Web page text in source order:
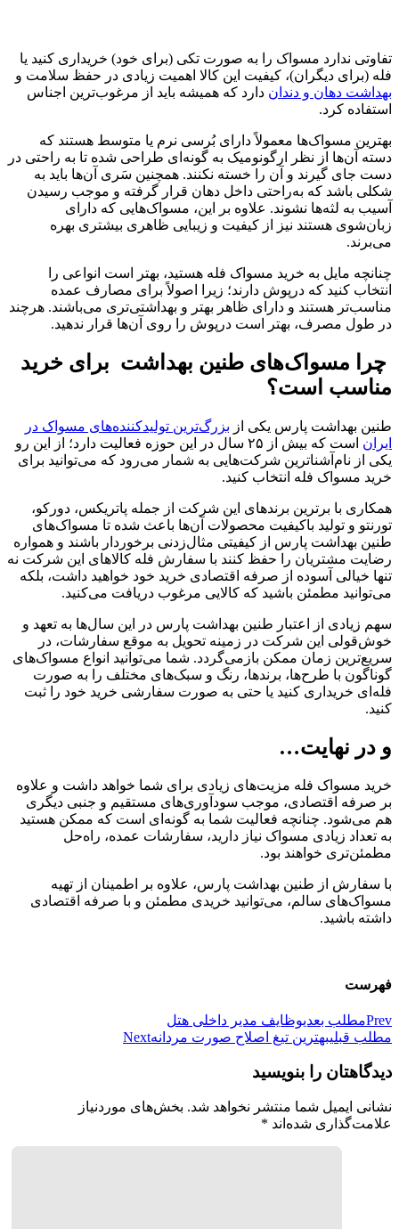
تفاوتی ندارد مسواک را به صورت تکی (برای خود) خریداری کنید یا
فله (برای دیگران)، کیفیت این کالا اهمیت زیادی در حفظ سلامت و
بهداشت دهان و دندان دارد که همیشه باید از مرغوب‌ترین اجناس
استفاده کرد.
بهترین مسواک‌ها معمولاً دارای بُرسی نرم یا متوسط هستند که
دسته آن‌ها از نظر ارگونومیک به گونه‌ای طراحی شده تا به راحتی در
دست جای ‌گیرند و آن را خسته نکنند. همچنین سَری آن‌ها باید به
شکلی باشد که به‌راحتی داخل دهان قرار گرفته و موجب رسیدن
آسیب به لثه‌ها نشوند. علاوه بر این، مسواک‌هایی که دارای
زبان‌شوی هستند نیز از کیفیت و زیبایی ظاهری بیشتری بهره
می‌برند.
چنانچه مایل به خرید مسواک فله هستید، بهتر است انواعی را
انتخاب کنید که درپوش دارند؛ زیرا اصولاً برای مصارف عمده
مناسب‌تر هستند و دارای ظاهر بهتر و بهداشتی‌تری می‌باشند. هرچند
در طول مصرف، بهتر است درپوش را روی آن‌ها قرار ندهید.
چرا مسواک‌های طنین بهداشت برای خرید
مناسب است؟
طنین بهداشت پارس یکی از بزرگ‌ترین تولیدکننده‌های مسواک در
ایران
است که بیش از ۲۵ سال در این حوزه فعالیت دارد؛ از این رو
یکی از نام‌آشنا‌ترین شرکت‌هایی به شمار می‌رود که می‌توانید برای
خرید مسواک فله انتخاب کنید.
همکاری با برترین برندهای این شرکت از جمله پاتریکس، دورکو،
تورنتو و تولید باکیفیت محصولات آن‌ها باعث شده تا مسواک‌های
طنین بهداشت پارس از کیفیتی مثال‌زدنی برخوردار باشند و همواره
رضایت مشتریان را حفظ کنند با سفارش فله کالاهای این شرکت نه
‌تنها خیالی آسوده از صرفه اقتصادی خرید‌ خود خواهید داشت، بلکه
می‌توانید مطمئن باشید که کالایی مرغوب دریافت می‌کنید.
سهم زیادی از اعتبار طنین بهداشت پارس در این سال‌ها به تعهد و
خوش‌قولی این شرکت در زمینه تحویل به موقع سفارشات، در
سریع‌ترین زمان ممکن بازمی‌گردد. شما می‌توانید انواع مسواک‌های
گوناگون با طرح‌ها، برندها، رنگ و سبک‌های مختلف را به صورت
فله‌ای خریداری کنید یا حتی به صورت سفارشی خرید خود را ثبت
کنید.
و در نهایت…
خرید مسواک فله مزیت‌های زیادی برای شما خواهد داشت و علاوه
بر صرفه‌ اقتصادی، موجب سودآوری‌های مستقیم و جنبی دیگری
هم می‌شود. چنانچه فعالیت شما به گونه‌ای است که ممکن هستید
به تعداد زیادی مسواک نیاز دارید، سفارشات عمده، راه‌حل
مطمئن‌تری خواهند بود.
با سفارش از طنین بهداشت پارس، علاوه بر اطمینان از تهیه
مسواک‌های سالم، می‌توانید خریدی مطمئن و با صرفه اقتصادی
داشته باشید.
فهرست
Prevمطلب بعدیوظایف مدیر داخلی هتل
مطلب قبلیبهترین تیغ اصلاح صورت مردانهNext
دیدگاهتان را بنویسید
نشانی ایمیل شما منتشر نخواهد شد. بخش‌های موردنیاز
علامت‌گذاری شده‌اند *